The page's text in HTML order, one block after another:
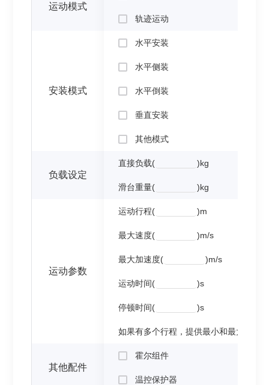
运动模式
安装模式
负载设定
运动参数
其他配件
轨迹运动
水平安装
水平侧装
水平倒装
垂直安装
其他模式
直接负载( )kg
滑台重量( )kg
运动行程( )m
最大速度( )m/s
最大加速度( )m/s
运动时间( )s
停顿时间( )s
如果有多个行程，提供最小和最大行程
霍尔组件
温控保护器